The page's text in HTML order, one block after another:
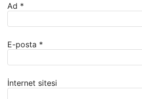
Ad *
E-posta *
İnternet sitesi